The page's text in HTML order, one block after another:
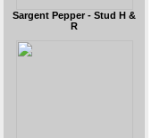
Sargent Pepper - Stud H &
R